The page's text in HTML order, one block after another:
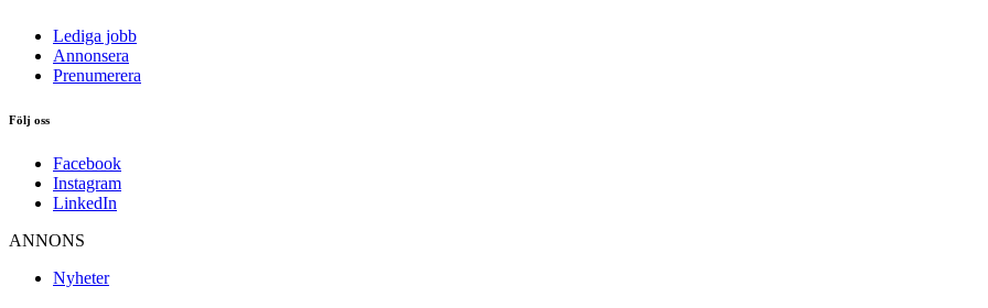
Lediga jobb
Annonsera
Prenumerera
Följ oss
Facebook
Instagram
LinkedIn
ANNONS
Nyheter